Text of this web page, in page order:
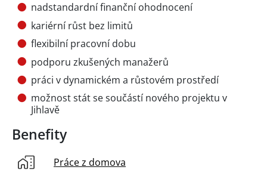
nadstandardní finanční ohodnocení
kariérní růst bez limitů
flexibilní pracovní dobu
podporu zkušených manažerů
práci v dynamickém a růstovém prostředí
možnost stát se součástí nového projektu v
Jihlavě
Benefity
Práce z domova